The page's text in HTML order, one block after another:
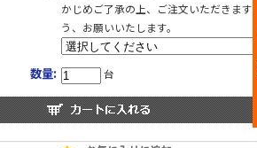
かじめご了承の上、ご注文いただきますよ
う、お願いいたします。
数量: 台